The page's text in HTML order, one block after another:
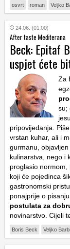
osvrt roman Veljko
24.06. (01:00)
After taste Mediterana
Beck: Epitaf
uspjet ćete
Za
su;
pripovijedanja. Piše
vrstan kuhar, ali i
gurmanu,
kulinarstva, nego i
proglasio
koji će pojedinca
gastronomski
ponajprije o pisanju,
postulata za
novinarstvo. Cijeli
Boris Beck Veljko